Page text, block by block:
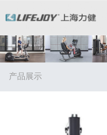
驰跑步机/StarTrac跑步机/星驰
跑步机/CYBEX/赛佰斯健身器材
机/Lifefitness健身器材/时保雅
时保雅健身器材/时保雅康复器
产品展示